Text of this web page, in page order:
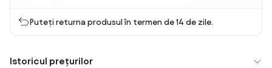
Puteți returna produsul în termen de 14 de zile.
Istoricul prețurilor